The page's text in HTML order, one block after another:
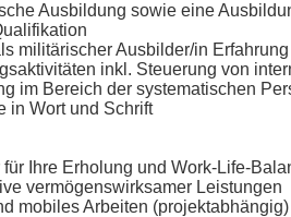
Ausbildung sowie eine
militärischer Ausbilder/in
inkl. Steuerung von
im Bereich der systematischen
in Wort und Schrift
Ihre Erholung und Work-Life-
vermögenswirksamer Leistungen
mobiles Arbeiten (projektabhängig)